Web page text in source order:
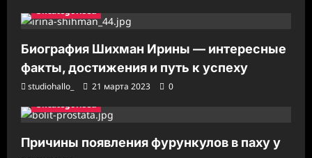
Uncategorised
Биография Шихман Ирины — интересные
факты, достижения и путь к успеху
studiohallo_ 21 марта 2023
0
Uncategorised
Причины появления фурункулов в паху у